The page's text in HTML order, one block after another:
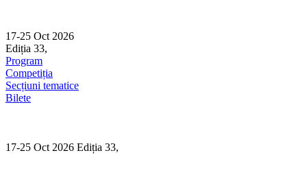
content
17-25 Oct 2026
Ediția 33,
Program
Competiția
Secțiuni tematice
Bilete
17-25 Oct 2026 Ediția 33,